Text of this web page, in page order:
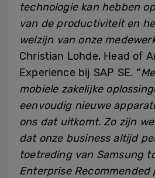
technologie kan hebben
van de productiviteit en
welzijn van onze
Christian Lohde, Head of
Experience bij SAP SE. “
mobiele zakelijke
eenvoudig nieuwe
ons dat uitkomt. Zo zijn
dat onze business altijd
toetreding van Samsung
EnterpriseRecommended